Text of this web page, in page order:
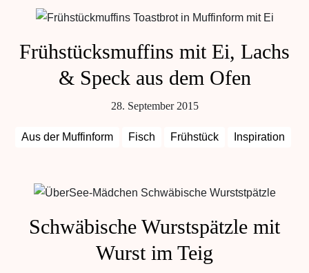
Frühstücksmuffins mit Ei, Lachs
& Speck aus dem Ofen
28. September 2015
Aus der Muffinform Fisch Frühstück Inspiration
Schwäbische Wurstspätzle mit
Wurst im Teig